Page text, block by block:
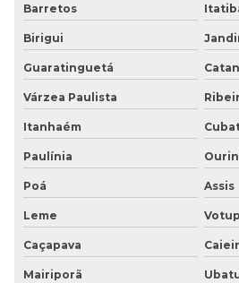
Piso tátil concreto preço
Piso tátil para deficientes visuais
Piso tátil direcional
Piso tátil direcional e de alerta
Piso tátil direcional de borracha
Piso tátil direcional em concreto
Barretos
Birigui
Guaratinguetá
Várzea Paulista
Itanhaém
Paulínia
Poá Assis
Leme
Caçapava
Mairiporã